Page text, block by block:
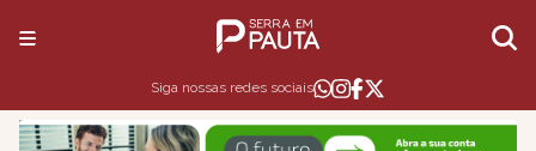
Siga nossas redes sociais